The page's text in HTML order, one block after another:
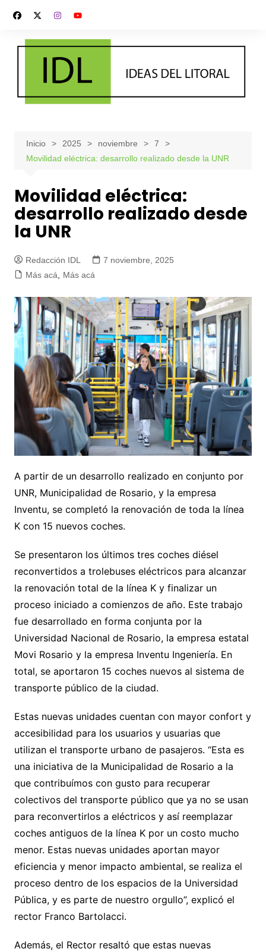
contenido
Inicio 2025 noviembre
7
Movilidad eléctrica: desarrollo realizado desde la UNR
Movilidad eléctrica:
desarrollo realizado desde
la UNR
Redacción IDL
7 noviembre, 2025
Más acá, Más acá
A partir de un desarrollo realizado en conjunto por
UNR, Municipalidad de Rosario, y la empresa
Inventu, se completó la renovación de toda la línea
K con 15 nuevos coches.
Se presentaron los últimos tres coches diésel
reconvertidos a trolebuses eléctricos para alcanzar
la renovación total de la línea K y finalizar un
proceso iniciado a comienzos de año. Este trabajo
fue desarrollado en forma conjunta por la
Universidad Nacional de Rosario, la empresa estatal
Movi Rosario y la empresa Inventu Ingeniería. En
total, se aportaron 15 coches nuevos al sistema de
transporte público de la ciudad.
Estas nuevas unidades cuentan con mayor confort y
accesibilidad para los usuarios y usuarias que
utilizan el transporte urbano de pasajeros. “Esta es
una iniciativa de la Municipalidad de Rosario a la
que contribuímos con gusto para recuperar
colectivos del transporte público que ya no se usan
para reconvertirlos a eléctricos y así reemplazar
coches antiguos de la línea K por un costo mucho
menor. Estas nuevas unidades aportan mayor
eficiencia y menor impacto ambiental, se realiza el
proceso dentro de los espacios de la Universidad
Pública, y es parte de nuestro orgullo”, explicó el
rector Franco Bartolacci.
Además, el Rector resaltó que estas nuevas